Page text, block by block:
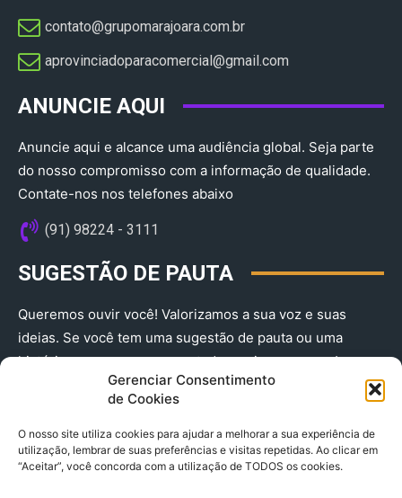
Gerenciar Consentimento
de Cookies
O nosso site utiliza cookies para ajudar a melhorar a sua experiência de
utilização, lembrar de suas preferências e visitas repetidas. Ao clicar em
“Aceitar”, você concorda com a utilização de TODOS os cookies.
contato@grupomarajoara.com.br
aprovinciadoparacomercial@gmail.com​
ANUNCIE AQUI
Anuncie aqui e alcance uma audiência global. Seja parte
do nosso compromisso com a informação de qualidade.
Contate-nos nos telefones abaixo
(91) 98224 - 3111
SUGESTÃO DE PAUTA
Queremos ouvir você! Valorizamos a sua voz e suas
ideias. Se você tem uma sugestão de pauta ou uma
história que merece ser contada, envie-nos agora!
(91) 98224 - 3111